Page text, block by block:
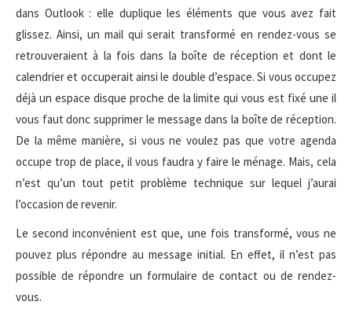
dans Outlook : elle duplique les éléments que vous avez fait
glissez. Ainsi, un mail qui serait transformé en rendez-vous se
retrouveraient à la fois dans la boîte de réception et dont le
calendrier et occuperait ainsi le double d’espace. Si vous occupez
déjà un espace disque proche de la limite qui vous est fixé une il
vous faut donc supprimer le message dans la boîte de réception.
De la même manière, si vous ne voulez pas que votre agenda
occupe trop de place, il vous faudra y faire le ménage. Mais, cela
n’est qu’un tout petit problème technique sur lequel j’aurai
l’occasion de revenir.
Le second inconvénient est que, une fois transformé, vous ne
pouvez plus répondre au message initial. En effet, il n’est pas
possible de répondre un formulaire de contact ou de rendez-
vous.